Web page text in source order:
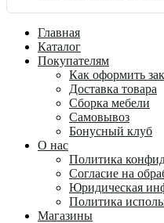
Главная
Каталог
Покупателям
Как оформить
Доставка товара
Сборка мебели
Самовывоз
Бонусный клуб
О нас
Политика
Согласие на
Юридическая
Политика
Магазины